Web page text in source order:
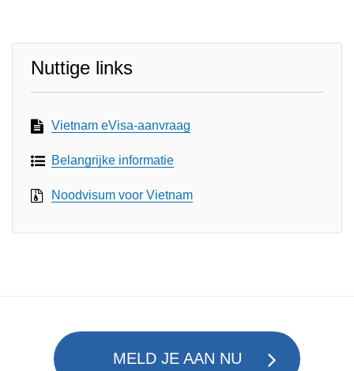
Nuttige links
Vietnam eVisa-aanvraag
Belangrijke informatie
Noodvisum voor Vietnam
MELD JE AAN NU